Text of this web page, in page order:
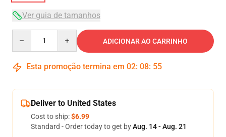
Ver guia de tamanhos
ADICIONAR AO CARRINHO
Esta promoção termina em 02: 08: 54
Deliver to United States
Cost to ship:$6.99
Standard - Order today to get byAug. 14 - Aug. 21